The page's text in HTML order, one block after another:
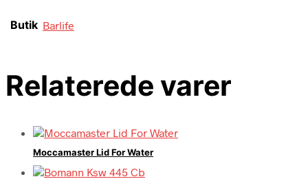
Butik Barlife
Relaterede varer
Moccamaster Lid For Water